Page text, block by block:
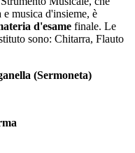
musica d'insieme, è
d'esame finale. Le
sono: Chitarra, Flauto
(Sermoneta)